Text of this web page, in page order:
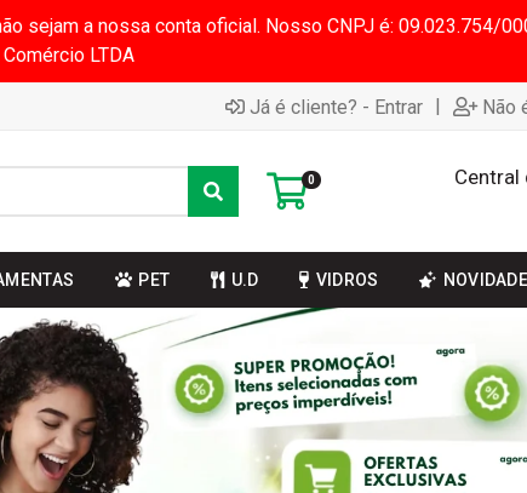
sejam a nossa conta oficial. Nosso CNPJ é: 09.023.754/
LTDA
Já é cliente? - Entrar | Não
0 Central
PET U.D VIDROS